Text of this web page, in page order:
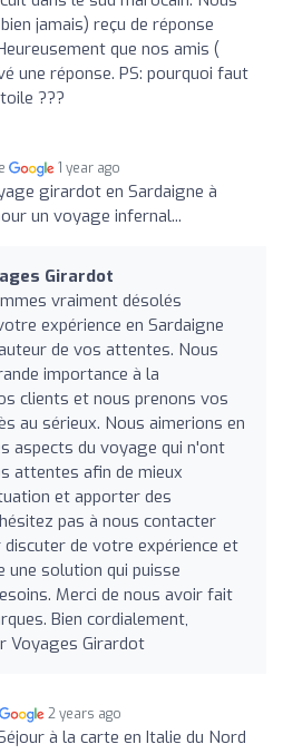
jamais) reçu de réponse
que nos amis (
une réponse. PS: pourquoi faut
???
1 year ago
girardot en Sardaigne à
un voyage infernal...
Girardot
vraiment désolés
expérience en Sardaigne
de vos attentes. Nous
importance à la
clients et nous prenons vos
au sérieux. Nous aimerions en
aspects du voyage qui n'ont
attentes afin de mieux
et apporter des
pas à nous contacter
de votre expérience et
une solution qui puisse
Merci de nous avoir fait
Bien cordialement,
Voyages Girardot
2 years ago
à la carte en Italie du Nord